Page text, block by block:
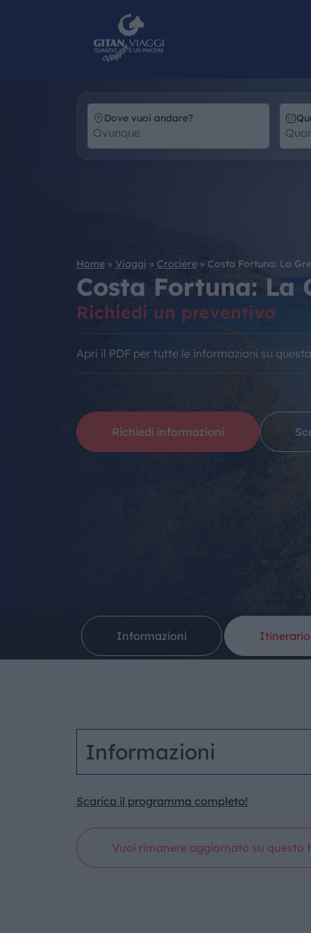
Dove vuoi andare?
Home » Viaggi » Crociere »Costa Fortuna: La
Costa Fortuna: La
Richiedi un preventivo
Apri il PDF per tutte le informazioni su
Richiedi informazioni
Informazioni Itinerario
Informazioni
Scarica il programma completo!
Vuoi rimanere aggiornato su questo